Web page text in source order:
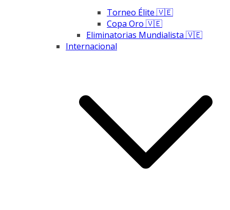
Torneo Élite 🇻🇪
Copa Oro 🇻🇪
Eliminatorias Mundialista 🇻🇪
Internacional